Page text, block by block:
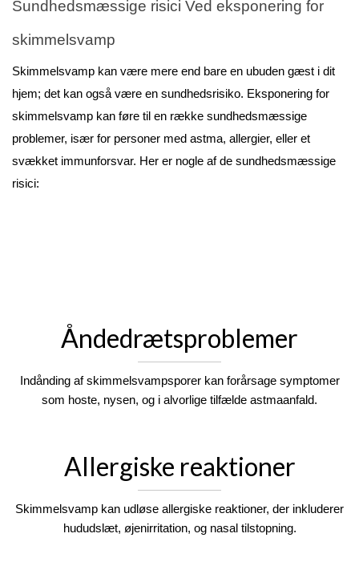
Sundhedsmæssige risici Ved eksponering for
skimmelsvamp
Skimmelsvamp kan være mere end bare en ubuden gæst i dit
hjem; det kan også være en sundhedsrisiko. Eksponering for
skimmelsvamp kan føre til en række sundhedsmæssige
problemer, især for personer med astma, allergier, eller et
svækket immunforsvar. Her er nogle af de sundhedsmæssige
risici:
Åndedrætsproblemer
Indånding af skimmelsvampsporer kan forårsage symptomer
som hoste, nysen, og i alvorlige tilfælde astmaanfald.
Allergiske reaktioner
Skimmelsvamp kan udløse allergiske reaktioner, der inkluderer
hududslæt, øjenirritation, og nasal tilstopning.